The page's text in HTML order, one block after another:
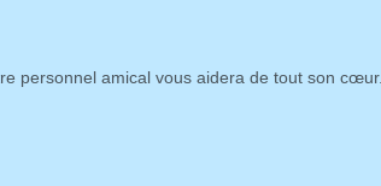
personnel amical vous aidera de tout son cœur.